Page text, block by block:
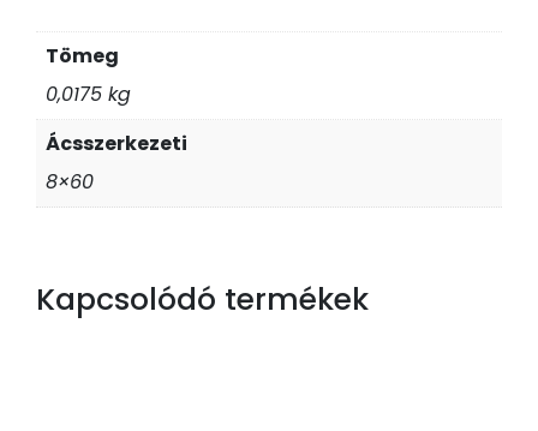
Tömeg
0,0175 kg
Ácsszerkezeti
8×60
Kapcsolódó termékek